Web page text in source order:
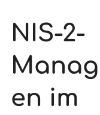
NIS-2-
en im